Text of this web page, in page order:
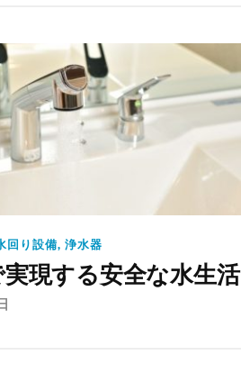
回り設備, 浄水器
現する安全な水生活